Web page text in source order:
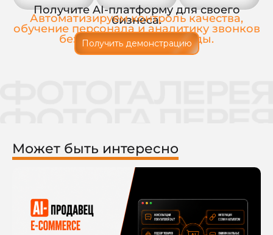
Получите AI-платформу для своего
бизнеса.
Автоматизируем контроль качества,
обучение персонала и аналитику звонков
без расширения команды.
Получить демонстрацию
Может быть интересно